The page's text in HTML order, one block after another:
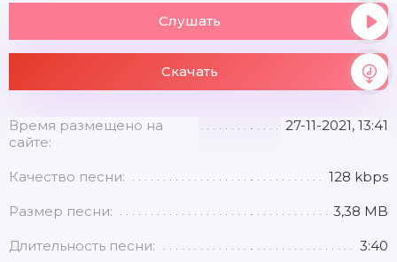
Слушать
Скачать
Время размещено на
сайте:
27-11-2021, 13:41
Качество песни: 128 kbps
Размер песни: 3,38 MB
Длительность песни: 3:40